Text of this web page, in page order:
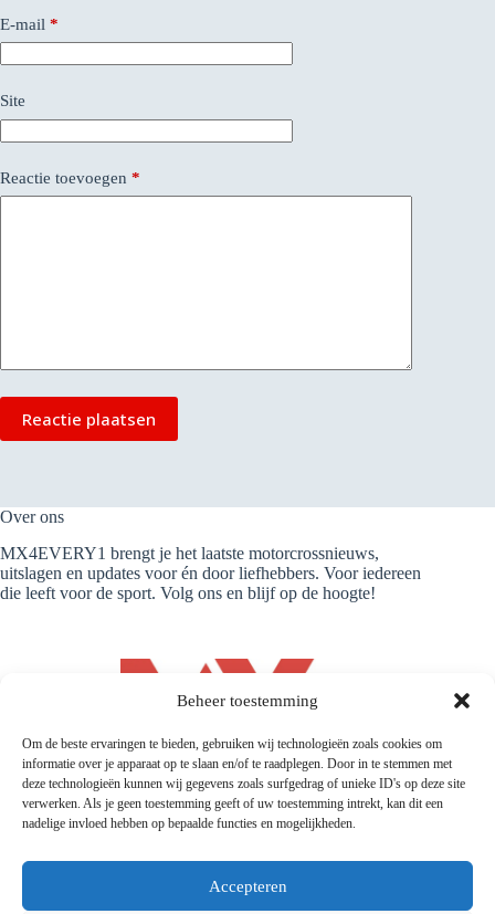
Beheer toestemming
Om de beste ervaringen te bieden, gebruiken wij technologieën zoals cookies om
informatie over je apparaat op te slaan en/of te raadplegen. Door in te stemmen met
deze technologieën kunnen wij gegevens zoals surfgedrag of unieke ID's op deze site
verwerken. Als je geen toestemming geeft of uw toestemming intrekt, kan dit een
nadelige invloed hebben op bepaalde functies en mogelijkheden.
Accepteren
E-mail *
Site
Reactie toevoegen *
Reactie plaatsen
Over ons
MX4EVERY1 brengt je het laatste motorcrossnieuws,
uitslagen en updates voor én door liefhebbers. Voor iedereen
die leeft voor de sport. Volg ons en blijf op de hoogte!